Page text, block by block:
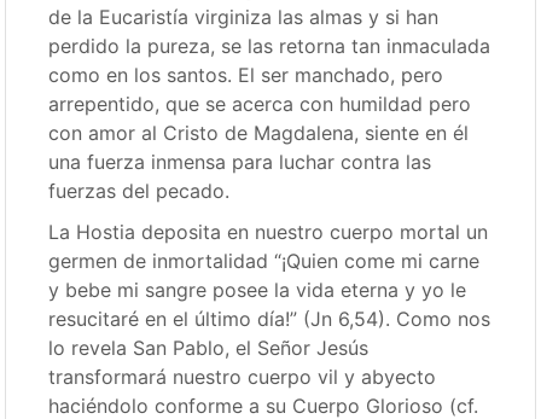
de la Eucaristía virginiza las almas y si han
perdido la pureza, se las retorna tan inmaculada
como en los santos. El ser manchado, pero
arrepentido, que se acerca con humildad pero
con amor al Cristo de Magdalena, siente en él
una fuerza inmensa para luchar contra las
fuerzas del pecado.
La Hostia deposita en nuestro cuerpo mortal un
germen de inmortalidad “¡Quien come mi carne
y bebe mi sangre posee la vida eterna y yo le
resucitaré en el último día!” (Jn 6,54). Como nos
lo revela San Pablo, el Señor Jesús
transformará nuestro cuerpo vil y abyecto
haciéndolo conforme a su Cuerpo Glorioso (cf.